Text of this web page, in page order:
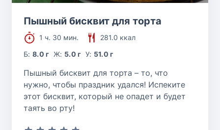
Пышный бисквит для торта
1 ч. 30 мин.
281.0 ккал
Б:8.0 г Ж: 5.0 г У: 51.0 г
Пышный бисквит для торта – то, что
нужно, чтобы праздник удался! Испеките
этот бисквит, который не опадет и будет
таять во рту!